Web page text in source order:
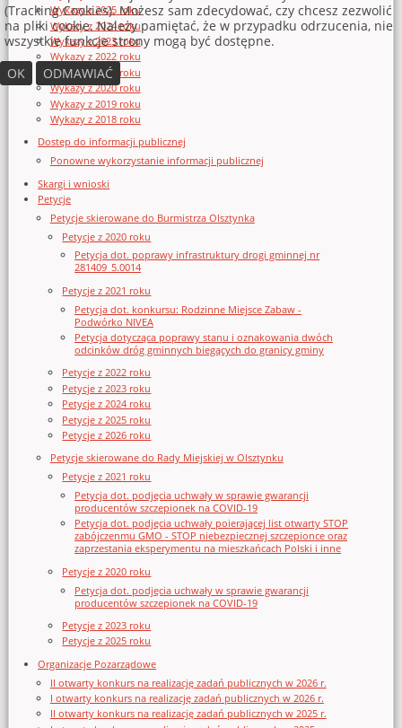
Wykazy z 2025 roku
Wykazy z 2024 roku
Wykazy z 2023 roku
Wykazy z 2022 roku
Wykazy z 2021 roku
Wykazy z 2020 roku
Wykazy z 2019 roku
Wykazy z 2018 roku
Dostęp do informacji publicznej
Ponowne wykorzystanie informacji publicznej
Skargi i wnioski
Petycje
Petycje skierowane do Burmistrza Olsztynka
Petycje z 2020 roku
Petycja dot. poprawy infrastruktury drogi gminnej nr
281409_5.0014
Petycje z 2021 roku
Petycja dot. konkursu: Rodzinne Miejsce Zabaw -
Podwórko NIVEA
Petycja dotycząca poprawy stanu i oznakowania dwóch
odcinków dróg gminnych biegących do granicy gminy
Petycje z 2022 roku
Petycje z 2023 roku
Petycje z 2024 roku
Petycje z 2025 roku
Petycje z 2026 roku
Petycje skierowane do Rady Miejskiej w Olsztynku
Petycje z 2021 roku
Petycja dot. podjęcia uchwały w sprawie gwarancji
producentów szczepionek na COVID-19
Petycja dot. podjęcia uchwały poierającej list otwarty STOP
zabójczenmu GMO - STOP niebezpiecznej szczepionce oraz
zaprzestania eksperymentu na mieszkańcach Polski i inne
Petycje z 2020 roku
Petycja dot. podjęcia uchwały w sprawie gwarancji
producentów szczepionek na COVID-19
Petycje z 2023 roku
Petycje z 2025 roku
Organizacje Pozarządowe
II otwarty konkurs na realizację zadań publicznych w 2026 r.
I otwarty konkurs na realizację zadań publicznych w 2026 r.
II otwarty konkurs na realizację zadań publicznych w 2025 r.
(Tracking Cookies). Możesz sam zdecydować, czy chcesz zezwolić
na pliki cookie. Należy pamiętać, że w przypadku odrzucenia, nie
wszystkie funkcje strony mogą być dostępne.
OK
ODMAWIAĆ